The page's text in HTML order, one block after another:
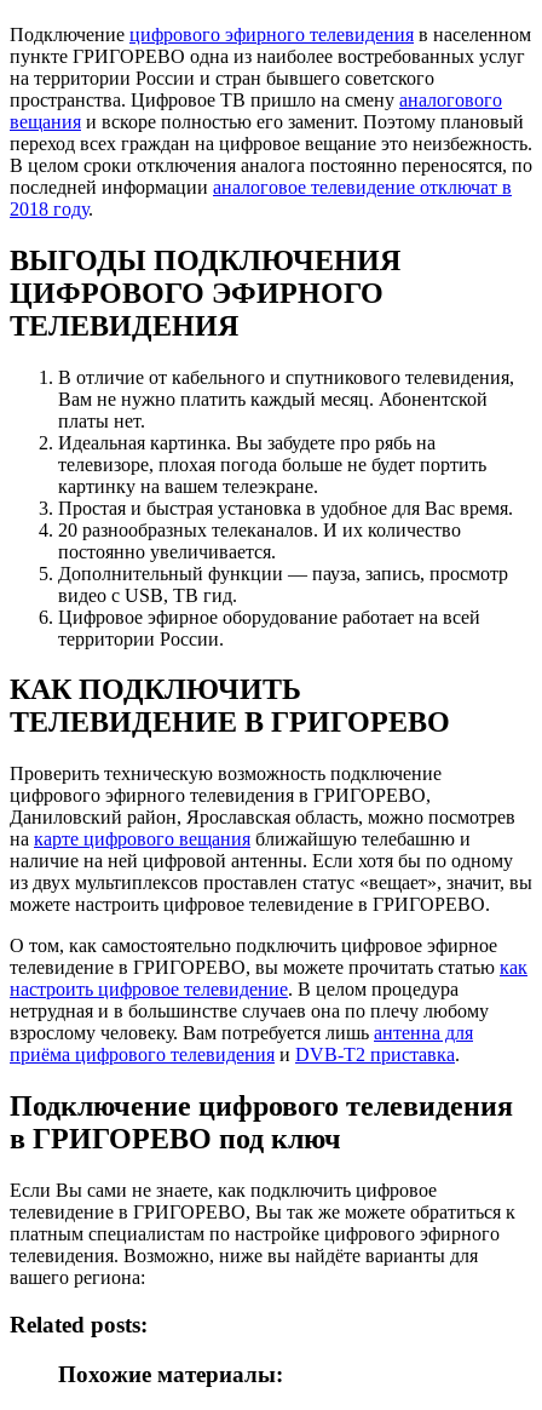
Подключение цифрового эфирного телевидения в населенном
пункте ГРИГОРЕВО одна из наиболее востребованных услуг
на территории России и стран бывшего советского
пространства. Цифровое ТВ пришло на смену аналогового
вещания и вскоре полностью его заменит. Поэтому плановый
переход всех граждан на цифровое вещание это неизбежность.
В целом сроки отключения аналога постоянно переносятся, по
последней информации аналоговое телевидение отключат в
2018 году.
ВЫГОДЫ ПОДКЛЮЧЕНИЯ
ЦИФРОВОГО ЭФИРНОГО
ТЕЛЕВИДЕНИЯ
В отличие от кабельного и спутникового телевидения,
Вам не нужно платить каждый месяц. Абонентской
платы нет.
Идеальная картинка. Вы забудете про рябь на
телевизоре, плохая погода больше не будет портить
картинку на вашем телеэкране.
Простая и быстрая установка в удобное для Вас время.
20 разнообразных телеканалов. И их количество
постоянно увеличивается.
Дополнительный функции — пауза, запись, просмотр
видео с USB, ТВ гид.
Цифровое эфирное оборудование работает на всей
территории России.
КАК ПОДКЛЮЧИТЬ
ТЕЛЕВИДЕНИЕ В ГРИГОРЕВО
Проверить техническую возможность подключение
цифрового эфирного телевидения в ГРИГОРЕВО,
Даниловский район, Ярославская область, можно посмотрев
на карте цифрового вещания ближайшую телебашню и
наличие на ней цифровой антенны. Если хотя бы по одному
из двух мультиплексов проставлен статус «вещает», значит, вы
можете настроить цифровое телевидение в ГРИГОРЕВО.
О том, как самостоятельно подключить цифровое эфирное
телевидение в ГРИГОРЕВО, вы можете прочитать статью как
настроить цифровое телевидение. В целом процедура
нетрудная и в большинстве случаев она по плечу любому
взрослому человеку. Вам потребуется лишь антенна для
приёма цифрового телевидения и DVB-T2 приставка.
Подключение цифрового телевидения
в ГРИГОРЕВО под ключ
Если Вы сами не знаете, как подключить цифровое
телевидение в ГРИГОРЕВО, Вы так же можете обратиться к
платным специалистам по настройке цифрового эфирного
телевидения. Возможно, ниже вы найдёте варианты для
вашего региона:
Related posts:
Похожие материалы: